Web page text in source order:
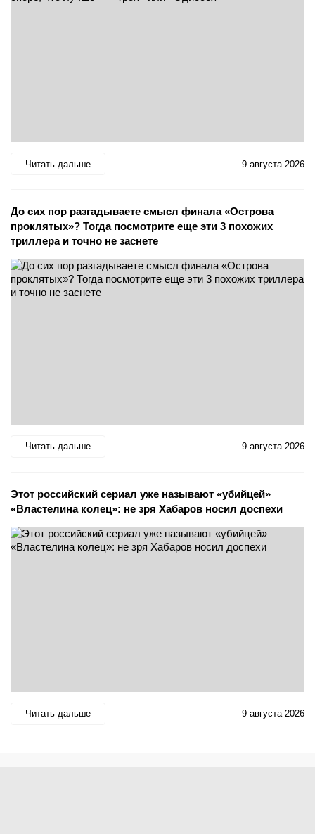
Читать дальше 9 августа 2026
До сих пор разгадываете смысл финала «Острова
проклятых»? Тогда посмотрите еще эти 3 похожих
триллера и точно не заснете
Читать дальше 9 августа 2026
Этот российский сериал уже называют «убийцей»
«Властелина колец»: не зря Хабаров носил доспехи
Читать дальше 9 августа 2026